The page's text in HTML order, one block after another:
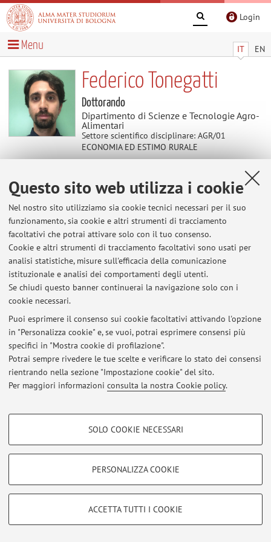
Questo sito web utilizza i cookie
Nel nostro sito utilizziamo sia cookie tecnici necessari per il suo
funzionamento, sia cookie e altri strumenti di tracciamento
facoltativi che potrai attivare solo con il tuo consenso.
Cookie e altri strumenti di tracciamento facoltativi sono usati per
analisi statistiche, misure sull'efficacia della comunicazione
istituzionale e analisi dei comportamenti degli utenti.
Se chiudi questo banner continuerai la navigazione solo con i
cookie necessari.
Puoi esprimere il consenso sui cookie facoltativi attivando l'opzione
in "Personalizza cookie" e, se vuoi, potrai esprimere consensi più
specifici in "Mostra cookie di profilazione".
Potrai sempre rivedere le tue scelte e verificare lo stato dei consensi
rientrando nella sezione "Impostazione cookie" del sito.
Per maggiori informazioni consulta la nostra Cookie policy.
COOKIE DI PROFILAZIONE - FACOLTATIVI
COOKIE TECNICI - NECESSARI
Si tratta di cookie tecnici utilizzati, a titolo esemplificativo, per il corretto
SOLO COOKIE NECESSARI
PERSONALIZZA COOKIE
ACCETTA TUTTI I COOKIE
Login
IT EN
Menu
Federico Tonegatti
Dottorando
Dipartimento di Scienze e Tecnologie Agro-
Alimentari
Settore scientifico disciplinare: AGR/01
ECONOMIA ED ESTIMO RURALE
Avvisi
Al momento non sono presenti avvisi.
Area riservata
Accedi tramite loginper gestire tutti i contenuti del sito.
© 2026 - ALMA MATER STUDIORUM - Università di Bologna - Via
Zamboni, 33 - 40126 Bologna - Partita IVA: 01131710376
Privacy|Note legali|Impostazioni Cookie